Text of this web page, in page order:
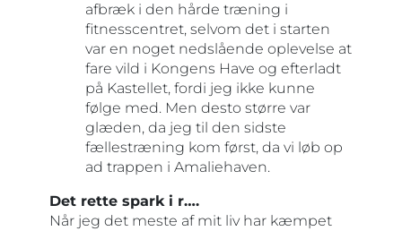
afbræk i den hårde træning i
fitnesscentret, selvom det i starten
var en noget nedslående oplevelse at
fare vild i Kongens Have og efterladt
på Kastellet, fordi jeg ikke kunne
følge med. Men desto større var
glæden, da jeg til den sidste
fællestræning kom først, da vi løb op
ad trappen i Amaliehaven.
Det rette spark i r….
Når jeg det meste af mit liv har kæmpet